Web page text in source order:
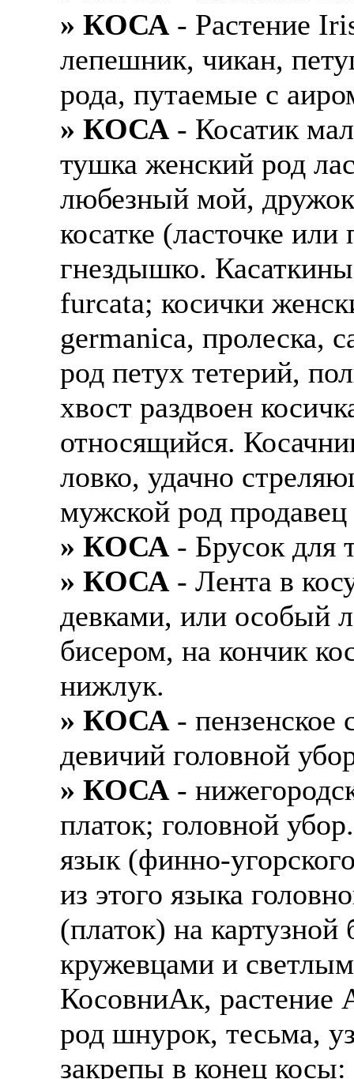
» КОСА- Растение
лепешник, чикан,
рода, путаемые с
» КОСА- Косатик
тушка женский род
любезный мой,
косатке (ласточке
гнездышко.
furcata; косички
germanica, пролеска,
род петух тетерий,
хвост раздвоен
относящийся.
ловко, удачно
мужской род
» КОСА- Брусок для
» КОСА- Лента в
девками, или особый
бисером, на кончик
нижлук.
» КОСА- пензенское
девичий головной
» КОСА-
платок; головной
язык (финно-
из этого языка
(платок) на
кружевцами и
КосовниАк, растение
род шнурок, тесьма,
закрепы в конец